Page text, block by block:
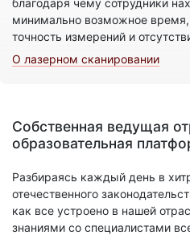
благодаря чему сотрудники
минимально возможное время,
точность измерений и
О лазерном сканировании
Собственная ведущая
образовательная
Разбираясь каждый день в
отечественного
как все устроено в нашей
знаниями со специалистами